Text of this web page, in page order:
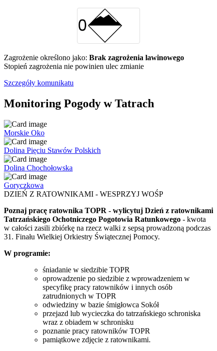
Zagrożenie określono jako: Brak zagrożenia lawinowego
Stopień zagrożenia nie powinien ulec zmianie
Szczegóły komunikatu
Monitoring Pogody w Tatrach
Morskie Oko
Dolina Pięciu Stawów Polskich
Dolina Chochołowska
Goryczkowa
DZIEŃ Z RATOWNIKAMI - WESPRZYJ WOŚP
Poznaj pracę ratownika TOPR - wylicytuj Dzień z ratownikami
Tatrzańskiego Ochotniczego Pogotowia Ratunkowego - kwota
w całości zasili zbiórkę na rzecz walki z sepsą prowadzoną podczas
31. Finału Wielkiej Orkiestry Świątecznej Pomocy.
W programie:
śniadanie w siedzibie TOPR
oprowadzenie po siedzibie z wprowadzeniem w
specyfikę pracy ratowników i innych osób
zatrudnionych w TOPR
odwiedziny w bazie śmigłowca Sokół
przejazd lub wycieczka do tatrzańskiego schroniska
wraz z obiadem w schronisku
poznanie pracy ratowników TOPR
pamiątkowe zdjęcie z ratownikami.